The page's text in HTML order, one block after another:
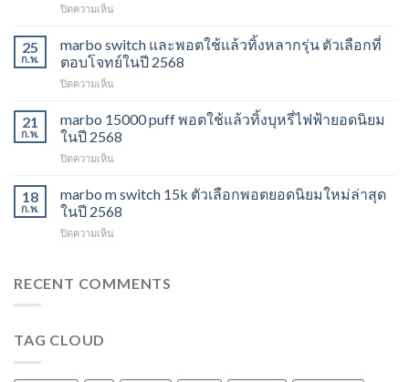
พอต
แล้ว
ทิ้ง
เลือก
นิยม
สำหรับ
2568
ปิดความเห็น
13k
grape
aloe
รสชาติ
ที่
ไม่
พลาด
2568
25
ก.พ.
marbo switch และพอตใช้แล้วทิ้งหลากรุ่น ตัวเลือกที่
ตอบโจทย์ในปี 2568
ปิดความเห็น
switch
และ
พอต
ใช้
ทิ้ง
หลาก
ตัว
ตอบ
21
ก.พ.
marbo 15000 puff พอตใช้แล้วทิ้งบุหรี่ไฟฟ้ายอดนิยม
ในปี 2568
ปิดความเห็น
15000
puff
พอต
ใช้
บุหรี่
18
ก.พ.
marbo m switch 15k ตัวเลือกพอตยอดนิยมใหม่ล่าสุด
ในปี 2568
ปิดความเห็น
switch
RECENT COMMENTS
TAG CLOUD